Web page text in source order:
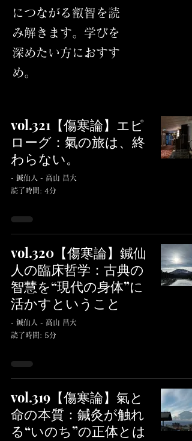
につながる叡智を読
み解きます。学びを
深めたい方におすす
め。
vol.321【傷寒論】エピ
ローグ：氣の旅は、終
わらない。
- 鍼仙人 - 高山 昌大
読了時間: 4分
vol.320【傷寒論】鍼仙
人の臨床哲学：古典の
智慧を“現代の身体”に
活かすということ
- 鍼仙人 - 高山 昌大
読了時間: 5分
vol.319【傷寒論】氣と
命の本質：鍼灸が触れ
る“いのち”の正体とは